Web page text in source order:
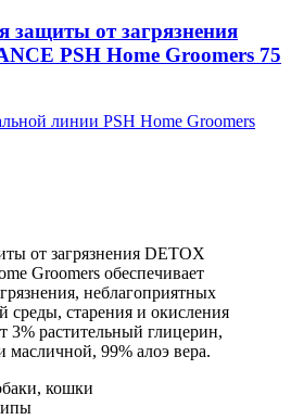
защиты от загрязнения
PSH Home Groomers 75
линии PSH Home Groomers
от загрязнения DETOX
Groomers обеспечивает
неблагоприятных
среды, старения и окисления
растительный глицерин,
масличной, 99% алоэ вера.
кошки